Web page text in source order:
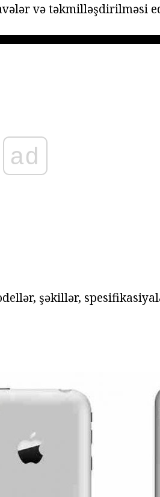
və təkmilləşdirilməsi
ad
şəkillər,